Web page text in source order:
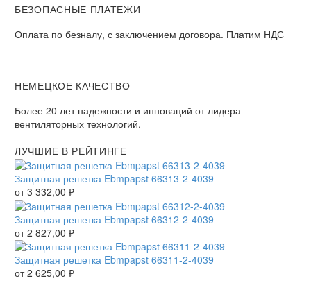
БЕЗОПАСНЫЕ ПЛАТЕЖИ
Оплата по безналу, с заключением договора. Платим НДС
НЕМЕЦКОЕ КАЧЕСТВО
Более 20 лет надежности и инноваций от лидера
вентиляторных технологий.
ЛУЧШИЕ В РЕЙТИНГЕ
Защитная решетка Ebmpapst 66313-2-4039
от3 332,00 ₽
Защитная решетка Ebmpapst 66312-2-4039
от2 827,00 ₽
Защитная решетка Ebmpapst 66311-2-4039
от2 625,00 ₽